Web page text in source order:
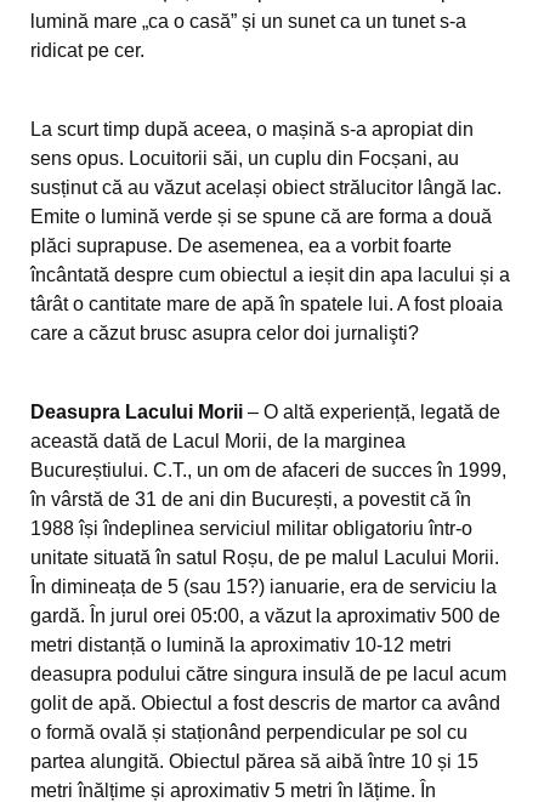
lumină mare „ca o casă” și un sunet ca un tunet s-a
ridicat pe cer.
La scurt timp după aceea, o mașină s-a apropiat din
sens opus. Locuitorii săi, un cuplu din Focșani, au
susținut că au văzut același obiect strălucitor lângă lac.
Emite o lumină verde și se spune că are forma a două
plăci suprapuse. De asemenea, ea a vorbit foarte
încântată despre cum obiectul a ieșit din apa lacului și a
târât o cantitate mare de apă în spatele lui. A fost ploaia
care a căzut brusc asupra celor doi jurnalişti?
Deasupra Lacului Morii – O altă experiență, legată de
această dată de Lacul Morii, de la marginea
Bucureștiului. C.T., un om de afaceri de succes în 1999,
în vârstă de 31 de ani din București, a povestit că în
1988 își îndeplinea serviciul militar obligatoriu într-o
unitate situată în satul Roșu, de pe malul Lacului Morii.
În dimineața de 5 (sau 15?) ianuarie, era de serviciu la
gardă. În jurul orei 05:00, a văzut la aproximativ 500 de
metri distanță o lumină la aproximativ 10-12 metri
deasupra podului către singura insulă de pe lacul acum
golit de apă. Obiectul a fost descris de martor ca având
o formă ovală și staționând perpendicular pe sol cu
partea alungită. Obiectul părea să aibă între 10 și 15
metri înălțime și aproximativ 5 metri în lățime. În